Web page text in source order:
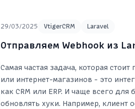
29/03/2025 VtigerCRM Laravel
Отправляем Webhook из
Самая частая задача, которая
или интернет-магазинов - это
как CRM или ERP. И чаще всего
обновлять хуки. Например, клиент